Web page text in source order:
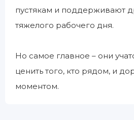
пустякам и поддерживают
тяжелого рабочего дня.
Но самое главное – они
ценить того, кто рядом, и
моментом.